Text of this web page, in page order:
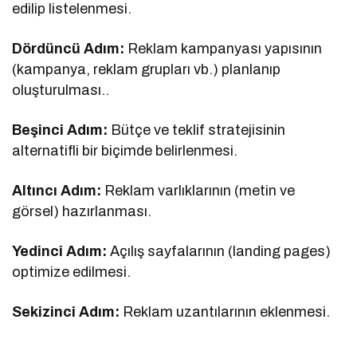
edilip listelenmesi.
Dördüncü Adım: Reklam kampanyası yapısının
(kampanya, reklam grupları vb.) planlanıp
oluşturulması..
Beşinci Adım: Bütçe ve teklif stratejisinin
alternatifli bir biçimde belirlenmesi.
Altıncı Adım: Reklam varlıklarının (metin ve
görsel) hazırlanması.
Yedinci Adım: Açılış sayfalarının (landing pages)
optimize edilmesi.
Sekizinci Adım: Reklam uzantılarının eklenmesi.